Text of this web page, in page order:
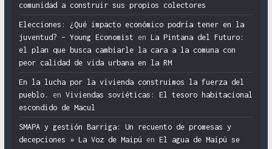
comunidad a construir sus propios colectores
Elecciones: ¿Qué impacto económico podría tener en la
juventud? – Young Economist en La Pintana del Futuro:
el plan que busca cambiarle la cara a la comuna con
peor calidad de vida urbana en la RM
En la lucha por la vivienda construimos la fuerza del
pueblo.
en Viviendas soviéticas: El tesoro habitacional
escondido de Macul
SMAPA y gestión Barriga: Un recuento de promesas y
decepciones » La Voz de Maipú en El agua de Maipú se